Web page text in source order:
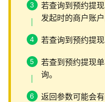
若查询到预约提
发起时的商户账户
若查询到预约提
若查到预约提现
询。
返回参数可能会